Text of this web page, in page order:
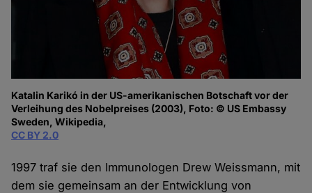
Katalin Karikó in der US-amerikanischen Botschaft vor der
Verleihung des Nobelpreises (2003), Foto: © US Embassy
Sweden, Wikipedia,
CC BY 2.0
1997 traf sie den Immunologen Drew Weissmann, mit
dem sie gemeinsam an der Entwicklung von